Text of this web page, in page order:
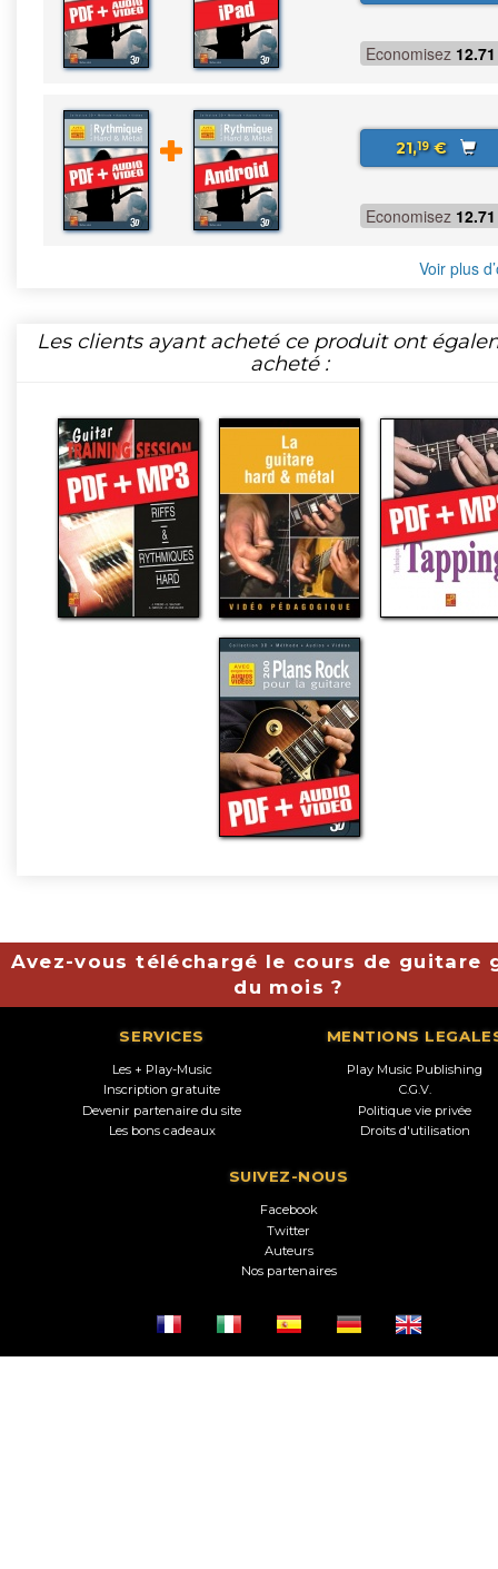
Economisez 12.71
21,19€
Economisez 12.71
Voir plus
Les clients ayant acheté ce produit ont
acheté :
Avez-vous téléchargé le cours de guitare
du mois ?
SERVICES
Les + Play-Music
Inscription gratuite
Devenir partenaire du site
Les bons cadeaux
MENTIONS
Play Music Publishing
C.G.V.
Politique vie privée
Droits d'utilisation
SUIVEZ-NOUS
Facebook
Twitter
Auteurs
Nos partenaires